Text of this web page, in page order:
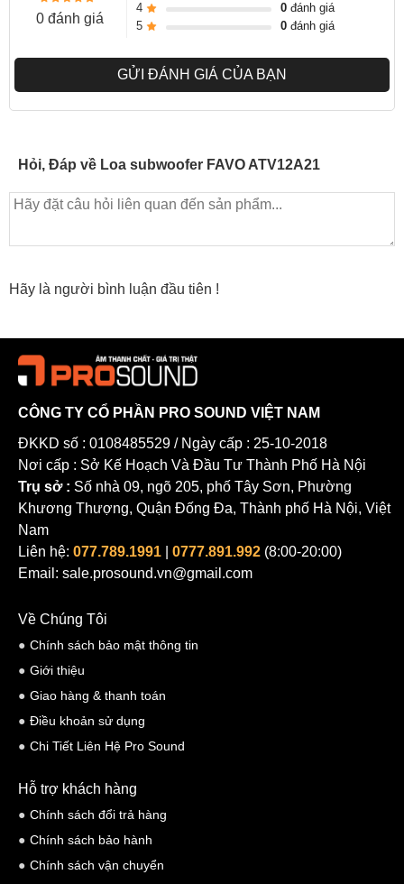
0 đánh giá
4
0đánh giá
5
0đánh giá
GỬI ĐÁNH GIÁ CỦA BẠN
Hỏi, Đáp về Loa subwoofer FAVO ATV12A21
Hãy là người bình luận đầu tiên !
CÔNG TY CỔ PHẦN PRO SOUND VIỆT NAM
ĐKKD số : 0108485529 / Ngày cấp : 25-10-2018
Nơi cấp : Sở Kế Hoạch Và Đầu Tư Thành Phố Hà Nội
Trụ sở : Số nhà 09, ngõ 205, phố Tây Sơn, Phường
Khương Thượng, Quận Đống Đa, Thành phố Hà Nội, Việt
Nam
Liên hệ: 077.789.1991 0777.891.992 (8:00-20:00)
Email: sale.prosound.vn@gmail.com
Về Chúng Tôi
Chính sách bảo mật thông tin
Giới thiệu
Giao hàng & thanh toán
Điều khoản sử dụng
Chi Tiết Liên Hệ Pro Sound
Hỗ trợ khách hàng
Chính sách đổi trả hàng
Chính sách bảo hành
Chính sách vận chuyển